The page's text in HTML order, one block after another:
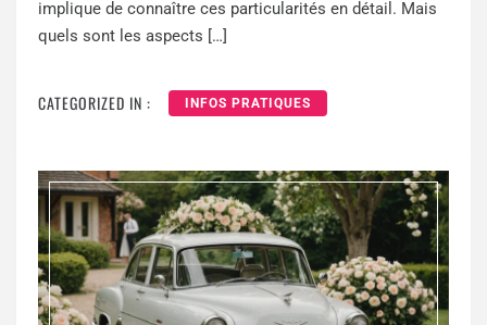
implique de connaître ces particularités en détail. Mais
quels sont les aspects […]
CATEGORIZED IN : INFOS PRATIQUES